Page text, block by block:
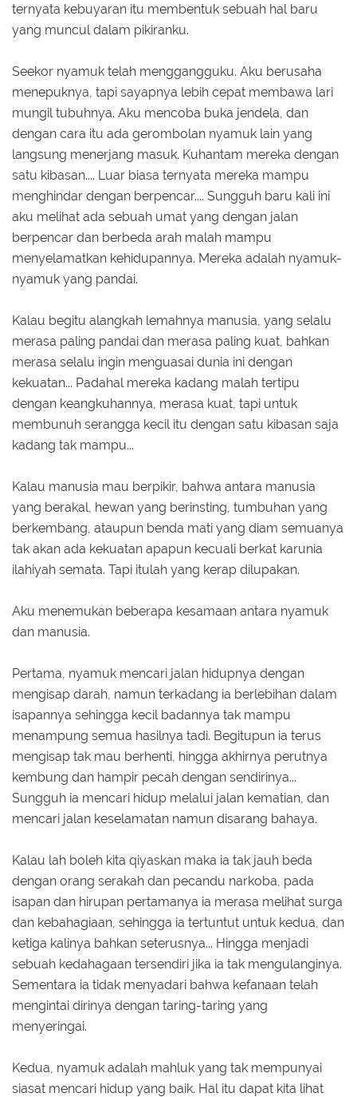
ternyata kebuyaran itu membentuk sebuah hal baru
yang muncul dalam pikiranku.
Seekor nyamuk telah menggangguku. Aku berusaha
menepuknya, tapi sayapnya lebih cepat membawa lari
mungil tubuhnya. Aku mencoba buka jendela, dan
dengan cara itu ada gerombolan nyamuk lain yang
langsung menerjang masuk. Kuhantam mereka dengan
satu kibasan.... Luar biasa ternyata mereka mampu
menghindar dengan berpencar.... Sungguh baru kali ini
aku melihat ada sebuah umat yang dengan jalan
berpencar dan berbeda arah malah mampu
menyelamatkan kehidupannya. Mereka adalah nyamuk-
nyamuk yang pandai.
Kalau begitu alangkah lemahnya manusia, yang selalu
merasa paling pandai dan merasa paling kuat, bahkan
merasa selalu ingin menguasai dunia ini dengan
kekuatan... Padahal mereka kadang malah tertipu
dengan keangkuhannya, merasa kuat, tapi untuk
membunuh serangga kecil itu dengan satu kibasan saja
kadang tak mampu...
Kalau manusia mau berpikir, bahwa antara manusia
yang berakal, hewan yang berinsting, tumbuhan yang
berkembang, ataupun benda mati yang diam semuanya
tak akan ada kekuatan apapun kecuali berkat karunia
ilahiyah semata. Tapi itulah yang kerap dilupakan.
Aku menemukan beberapa kesamaan antara nyamuk
dan manusia.
Pertama, nyamuk mencari jalan hidupnya dengan
mengisap darah, namun terkadang ia berlebihan dalam
isapannya sehingga kecil badannya tak mampu
menampung semua hasilnya tadi. Begitupun ia terus
mengisap tak mau berhenti, hingga akhirnya perutnya
kembung dan hampir pecah dengan sendirinya...
Sungguh ia mencari hidup melalui jalan kematian, dan
mencari jalan keselamatan namun disarang bahaya.
Kalau lah boleh kita qiyaskan maka ia tak jauh beda
dengan orang serakah dan pecandu narkoba, pada
isapan dan hirupan pertamanya ia merasa melihat surga
dan kebahagiaan, sehingga ia tertuntut untuk kedua, dan
ketiga kalinya bahkan seterusnya... Hingga menjadi
sebuah kedahagaan tersendiri jika ia tak mengulanginya.
Sementara ia tidak menyadari bahwa kefanaan telah
mengintai dirinya dengan taring-taring yang
menyeringai.
Kedua, nyamuk adalah mahluk yang tak mempunyai
siasat mencari hidup yang baik. Hal itu dapat kita lihat